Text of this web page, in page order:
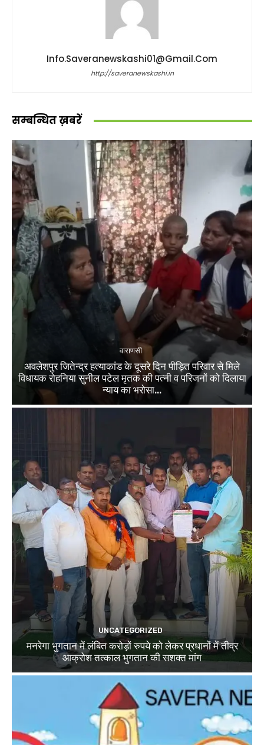
Info.saveranewskashi01@gmail.com
http://saveranewskashi.in
सम्बन्धित ख़बरें
वाराणसी
अवलेशपुर जितेन्द्र हत्याकांड के दूसरे दिन पीड़ित परिवार से मिले
विधायक रोहनिया सुनील पटेल मृतक की पत्नी व परिजनों को दिलाया
न्याय का भरोसा...
UNCATEGORIZED
मनरेगा भुगतान में लंबित करोड़ों रुपये को लेकर प्रधानों में तीव्र
आक्रोश तत्काल भुगतान की सशक्त मांग